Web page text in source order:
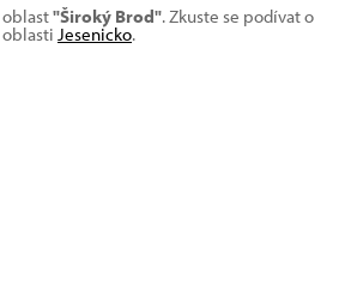
"Široký Brod". Zkuste se podívat o
oblasti Jesenicko.